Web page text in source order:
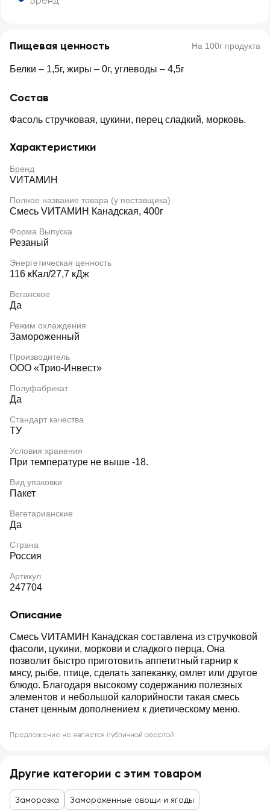
Пищевая ценность На 100г продукта
Белки – 1,5г, жиры – 0г, углеводы – 4,5г
Состав
Фасоль стручковая, цукини, перец сладкий, морковь.
Характеристики
Бренд
VИТАМИН
Полное название товара (у поставщика)
Смесь VИТАМИН Канадская, 400г
Форма Выпуска
Резаный
Энергетическая ценность
116 кКал/27,7 кДж
Веганское
Да
Режим охлаждения
Замороженный
Производитель
ООО «Трио-Инвест»
Полуфабрикат
Да
Стандарт качества
ТУ
Условия хранения
При температуре не выше -18.
Вид упаковки
Пакет
Вегетарианские
Да
Страна
Россия
Артикул
247704
Описание
Смесь VИТАМИН Канадская составлена из стручковой
фасоли, цукини, моркови и сладкого перца. Она
позволит быстро приготовить аппетитный гарнир к
мясу, рыбе, птице, сделать запеканку, омлет или другое
блюдо. Благодаря высокому содержанию полезных
элементов и небольшой калорийности такая смесь
станет ценным дополнением к диетическому меню.
Предложение не является публичной офертой
Другие категории с этим товаром
Заморозка Замороженные овощи и ягоды